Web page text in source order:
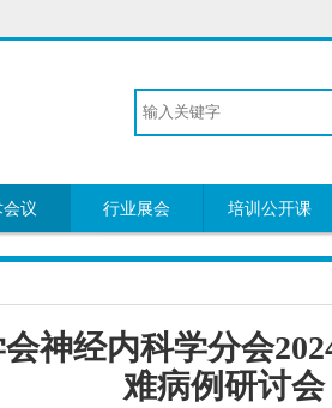
议 行业展会 培训公开课
神经内科学分会
难病例研讨会